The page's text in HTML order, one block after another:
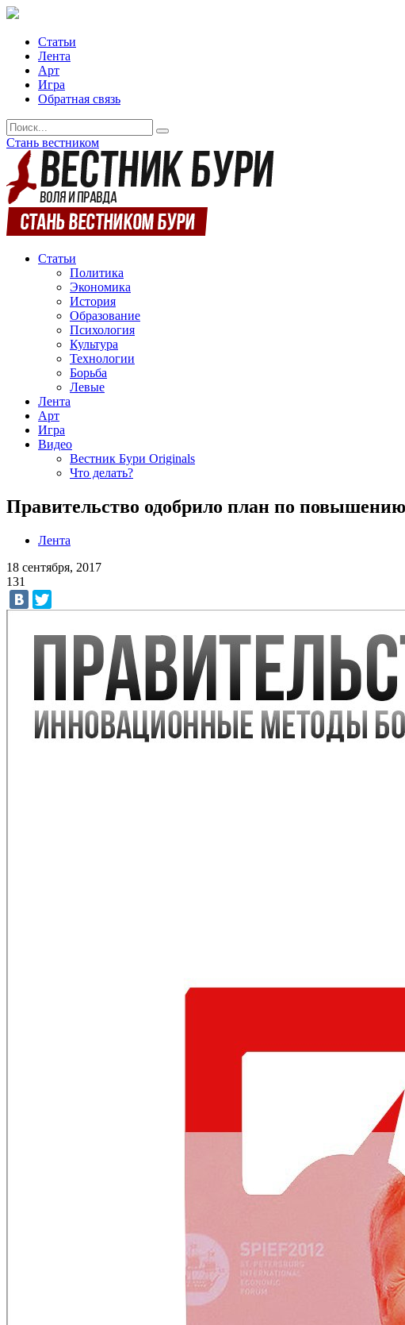
Статьи
Лента
Арт
Игра
Обратная связь
Стань вестником
Статьи
Политика
Экономика
История
Образование
Психология
Культура
Технологии
Борьба
Левые
Лента
Арт
Игра
Видео
Вестник Бури Originals
Что делать?
Правительство одобрило план по
Лента
18 сентября, 2017
131